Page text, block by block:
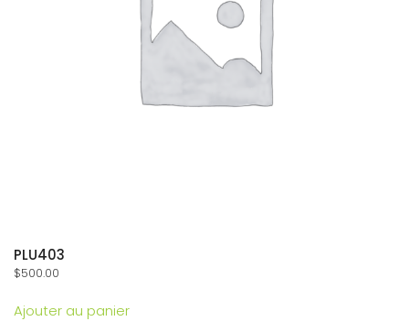
PLU403
$500.00
Ajouter au panier